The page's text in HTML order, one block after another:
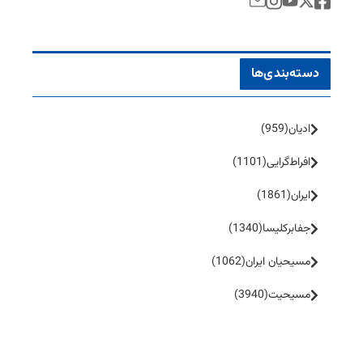
دسته‌بندی‌ها
ادیان(959)
افراط‌گرایی(1101)
ایران(1861)
جفا‌بر‌کلیسا(1340)
مسیحیان ایران(1062)
مسیحیت(3940)